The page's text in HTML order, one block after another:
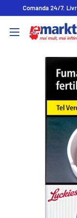
Comanda 24/7.